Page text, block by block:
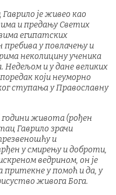
је живео као
и предању Светих
египатских
у повлачењу и
неколицину ученика
Недељом и у дане великих
који неуморно
ступања у Православну
живота (рођен
Гаврило зрачи
и
у смирењу и доброти,
ведрином, он је
притекне у помоћ и да, у
живога Бога.